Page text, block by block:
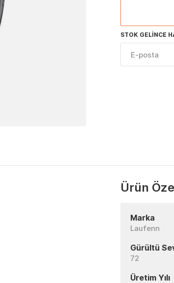
STOK GELINCE
Ürün
Marka
Laufenn
Gürültü
72
Üretim Yılı